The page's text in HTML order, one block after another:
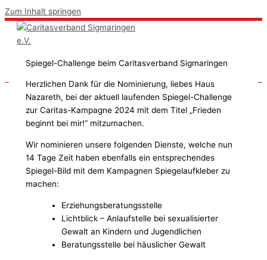
Zum Inhalt springen
Spiegel-Challenge beim Caritasverband Sigmaringen
Herzlichen Dank für die Nominierung, liebes Haus
Nazareth, bei der aktuell laufenden Spiegel-Challenge
zur Caritas-Kampagne 2024 mit dem Titel „Frieden
beginnt bei mir!“ mitzumachen.
Wir nominieren unsere folgenden Dienste, welche nun
14 Tage Zeit haben ebenfalls ein entsprechendes
Spiegel-Bild mit dem Kampagnen Spiegelaufkleber zu
machen:
Erziehungsberatungsstelle
Lichtblick – Anlaufstelle bei sexualisierter
Gewalt an Kindern und Jugendlichen
Beratungsstelle bei häuslicher Gewalt